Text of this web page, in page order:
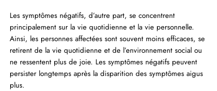
Les symptômes négatifs, d’autre part, se concentrent
principalement sur la vie quotidienne et la vie personnelle.
Ainsi, les personnes affectées sont souvent moins efficaces, se
retirent de la vie quotidienne et de l’environnement social ou
ne ressentent plus de joie. Les symptômes négatifs peuvent
persister longtemps après la disparition des symptômes aigus
plus.